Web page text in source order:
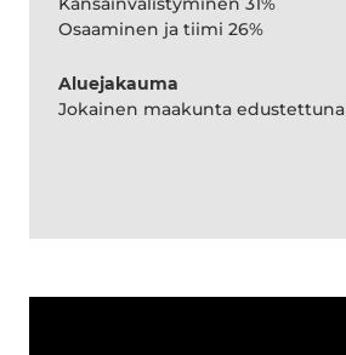
Osaaminen ja tiimi 26%
Aluejakauma
Jokainen maakunta edustettuna